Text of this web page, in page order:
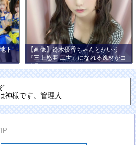
下
【画像】鈴木優香ちゃんとかいう
『三上悠亜 二世』になれる逸材がコ
チラ
神様です。管理人